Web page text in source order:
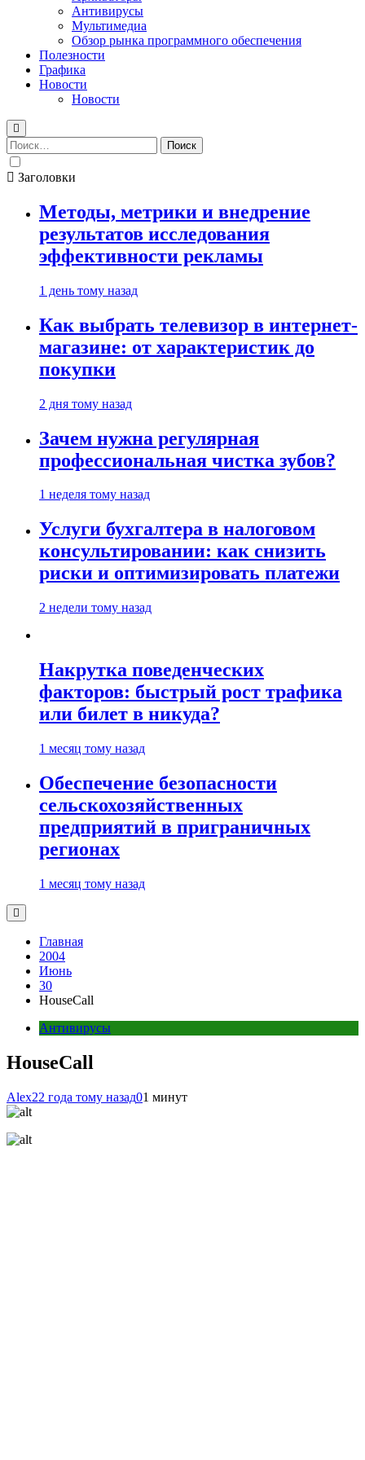
Антивирусы
Мультимедиа
Обзор рынка программного обеспечения
Полезности
Графика
Новости
Новости
Найти:
Заголовки
Методы, метрики и внедрение
результатов исследования
эффективности рекламы
1 день тому назад
Как выбрать телевизор в интернет-
магазине: от характеристик до
покупки
2 дня тому назад
Зачем нужна регулярная
профессиональная чистка зубов?
1 неделя тому назад
Услуги бухгалтера в налоговом
консультировании: как снизить
риски и оптимизировать платежи
2 недели тому назад
Накрутка поведенческих
факторов: быстрый рост трафика
или билет в никуда?
1 месяц тому назад
Обеспечение безопасности
сельскохозяйственных
предприятий в приграничных
регионах
1 месяц тому назад
Главная
2004
Июнь
30
HouseCall
Антивирусы
HouseCall
Alex22 года тому назад01 минут